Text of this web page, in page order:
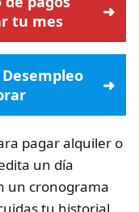
tu mes
pagar alquiler o
un día
un cronograma